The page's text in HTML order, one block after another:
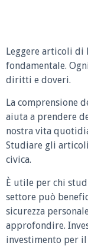
Leggere articoli di
fondamentale.
diritti e doveri.
La comprensione
aiuta a prendere
nostra vita
Studiare gli
civica.
È utile per chi
settore può
sicurezza
approfondire.
investimento per